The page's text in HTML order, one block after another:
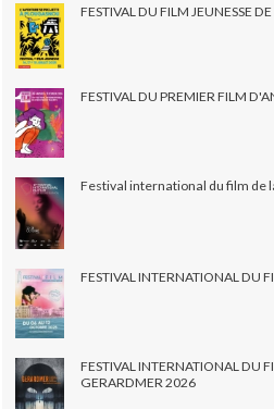
FESTIVAL DU FILM JEUNESSE
FESTIVAL DU PREMIER FILM
Festival international du film de
FESTIVAL INTERNATIONAL DU
FESTIVAL INTERNATIONAL DU
GERARDMER 2026